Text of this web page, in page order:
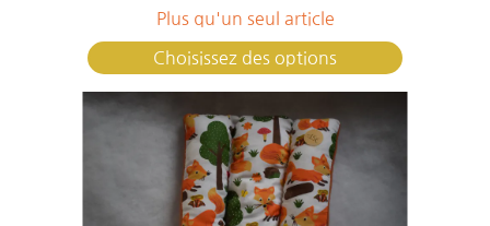
Plus qu'un seul article
Choisissez des options